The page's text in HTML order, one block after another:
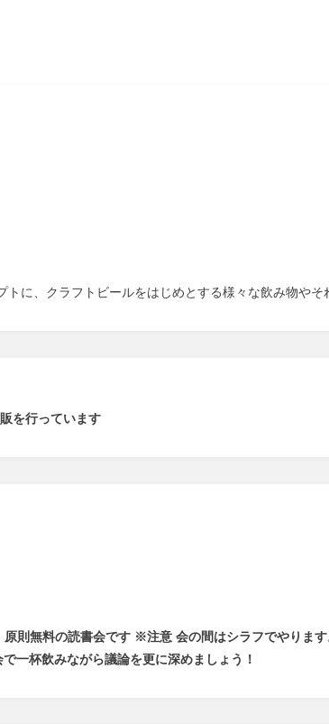
に、クラフトビールをはじめとする様々な飲み物や
を行っています
原則無料の読書会です ※注意 会の間はシラフでやります
一杯飲みながら議論を更に深めましょう！